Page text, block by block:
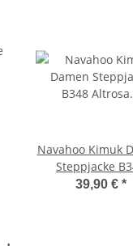
Navahoo Kimuk
Steppjacke
Altrosa Größe XL
39,90 € *